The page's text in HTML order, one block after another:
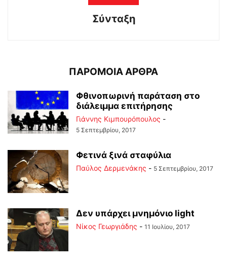
Σύνταξη
ΠΑΡΟΜΟΙΑ ΑΡΘΡΑ
Φθινοπωρινή παράταση στο
διάλειμμα επιτήρησης
Γιάννης Κιμπουρόπουλος -
5 Σεπτεμβρίου, 2017
Φετινά ξινά σταφύλια
Παύλος Δερμενάκης - 5 Σεπτεμβρίου, 2017
Δεν υπάρχει μνημόνιο light
Νίκος Γεωργιάδης - 11 Ιουλίου, 2017